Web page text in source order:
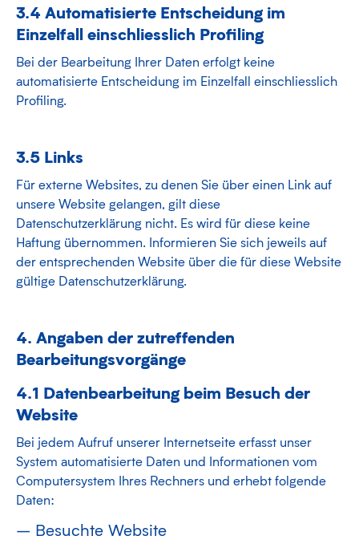
3.4 Automatisierte Entscheidung im
Einzelfall einschliesslich Profiling
Bei der Bearbeitung Ihrer Daten erfolgt keine
automatisierte Entscheidung im Einzelfall einschliesslich
Profiling.
3.5 Links
Für externe Websites, zu denen Sie über einen Link auf
unsere Website gelangen, gilt diese
Datenschutzerklärung nicht. Es wird für diese keine
Haftung übernommen. Informieren Sie sich jeweils auf
der entsprechenden Website über die für diese Website
gültige Datenschutzerklärung.
4. Angaben der zutreffenden
Bearbeitungsvorgänge
4.1 Datenbearbeitung beim Besuch der
Website
Bei jedem Aufruf unserer Internetseite erfasst unser
System automatisierte Daten und Informationen vom
Computersystem Ihres Rechners und erhebt folgende
Daten:
Besuchte Website